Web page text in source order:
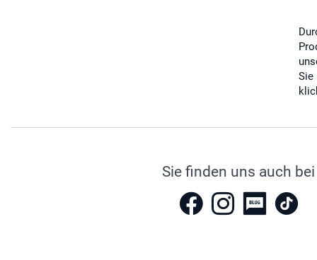
Sie
Sie finden uns auch bei